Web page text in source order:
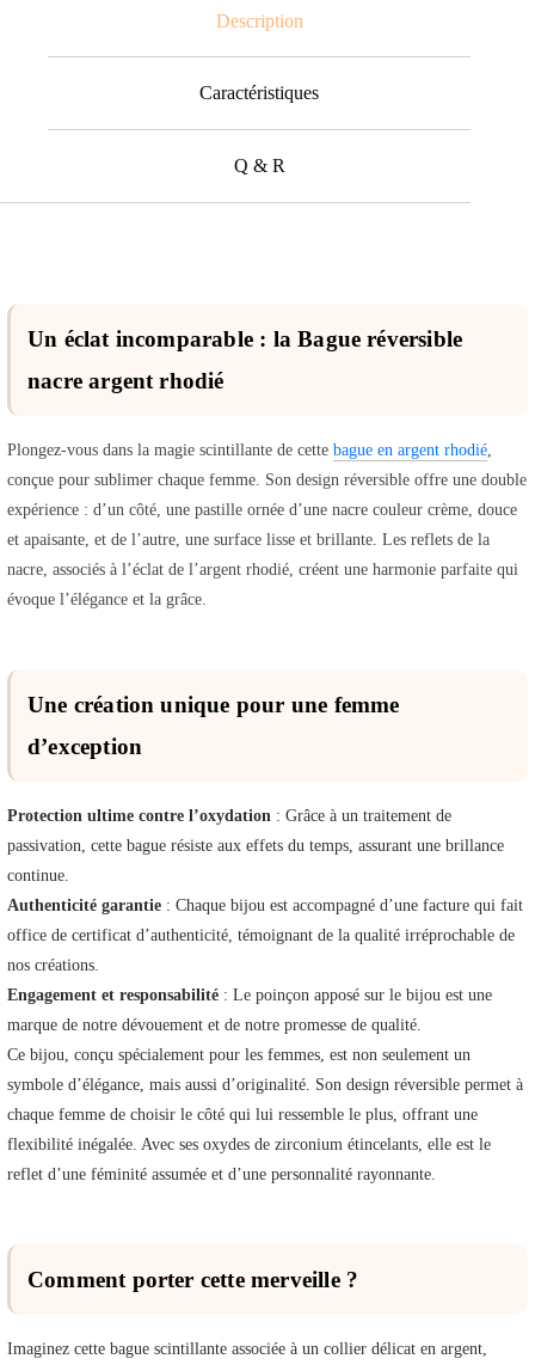
Description
Caractéristiques
Q & R
Un éclat incomparable : la Bague réversible
nacre argent rhodié
Plongez-vous dans la magie scintillante de cette bague en argent rhodié
conçue pour sublimer chaque femme. Son design réversible offre une double
expérience : d’un côté, une pastille ornée d’une nacre couleur crème, douce
et apaisante, et de l’autre, une surface lisse et brillante. Les reflets de la
nacre, associés à l’éclat de l’argent rhodié, créent une harmonie parfaite qui
évoque l’élégance et la grâce.
Une création unique pour une femme
d’exception
Protection ultime contre l’oxydation : Grâce à un traitement de
passivation, cette bague résiste aux effets du temps, assurant une brillance
continue.
Authenticité garantie : Chaque bijou est accompagné d’une facture qui fait
office de certificat d’authenticité, témoignant de la qualité irréprochable de
nos créations.
Engagement et responsabilité : Le poinçon apposé sur le bijou est une
marque de notre dévouement et de notre promesse de qualité.
Ce bijou, conçu spécialement pour les femmes, est non seulement un
symbole d’élégance, mais aussi d’originalité. Son design réversible permet à
chaque femme de choisir le côté qui lui ressemble le plus, offrant une
flexibilité inégalée. Avec ses oxydes de zirconium étincelants, elle est le
reflet d’une féminité assumée et d’une personnalité rayonnante.
Comment porter cette merveille ?
Imaginez cette bague scintillante associée à un collier délicat en argent,